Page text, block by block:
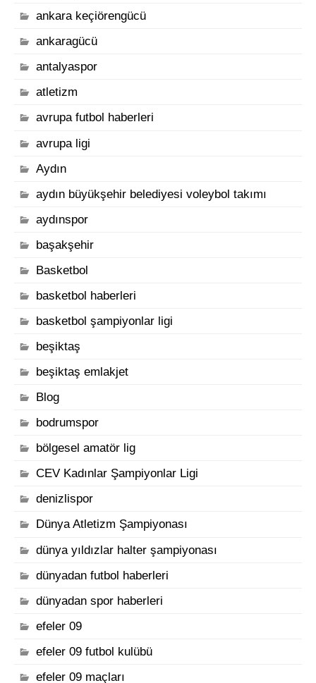
ankara keçiörengücü
ankaragücü
antalyaspor
atletizm
avrupa futbol haberleri
avrupa ligi
Aydın
aydın büyükşehir belediyesi voleybol takımı
aydınspor
başakşehir
Basketbol
basketbol haberleri
basketbol şampiyonlar ligi
beşiktaş
beşiktaş emlakjet
Blog
bodrumspor
bölgesel amatör lig
CEV Kadınlar Şampiyonlar Ligi
denizlispor
Dünya Atletizm Şampiyonası
dünya yıldızlar halter şampiyonası
dünyadan futbol haberleri
dünyadan spor haberleri
efeler 09
efeler 09 futbol kulübü
efeler 09 maçları